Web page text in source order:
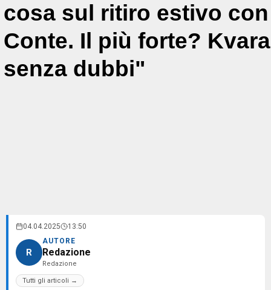
cosa sul ritiro estivo con
Conte. Il più forte? Kvara
senza dubbi"
04.04.2025 13:50
R
AUTORE
Redazione
Redazione
Tutti gli articoli →